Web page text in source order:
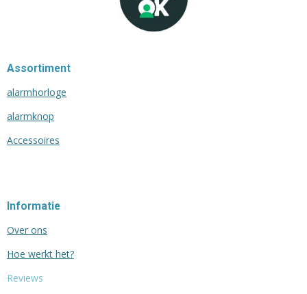
Assortiment
alarmhorloge
alarmknop
Accessoires
Informatie
Over ons
Hoe werkt het?
Reviews